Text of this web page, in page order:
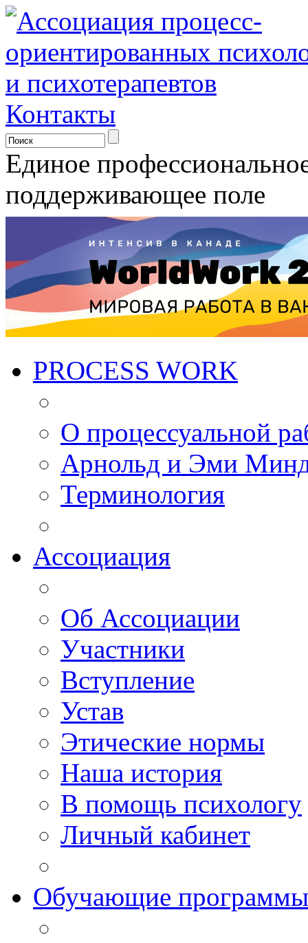
Контакты
Единое
поддерживающее поле
PROCESS WORK
О процессуальной
Арнольд и Эми
Терминология
Ассоциация
Об Ассоциации
Участники
Вступление
Устав
Этические нормы
Наша история
В помощь психологу
Личный кабинет
Обучающие программы